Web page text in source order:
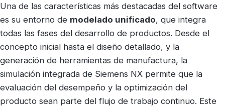
Una de las características más destacadas del software
es su entorno de modelado unificado, que integra
todas las fases del desarrollo de productos. Desde el
concepto inicial hasta el diseño detallado, y la
generación de herramientas de manufactura, la
simulación integrada de Siemens NX permite que la
evaluación del desempeño y la optimización del
producto sean parte del flujo de trabajo continuo. Este